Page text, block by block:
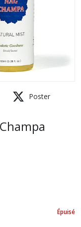
Poster
Épuisé